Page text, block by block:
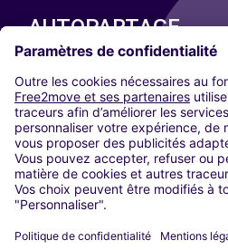
AUTOPARTAGE
Paris
Madrid
Washington DC
Milan
Rome
Turin
Vienne
Berlin
Düsseldorf